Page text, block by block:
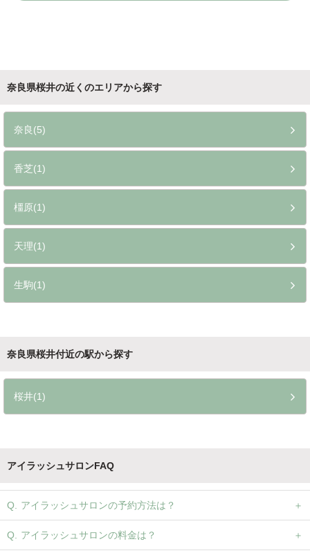
奈良県桜井の近くのエリアから探す
奈良(5)
香芝(1)
橿原(1)
天理(1)
生駒(1)
奈良県桜井付近の駅から探す
桜井(1)
アイラッシュサロンFAQ
アイラッシュサロンの予約方法は？
アイラッシュサロンの料金は？